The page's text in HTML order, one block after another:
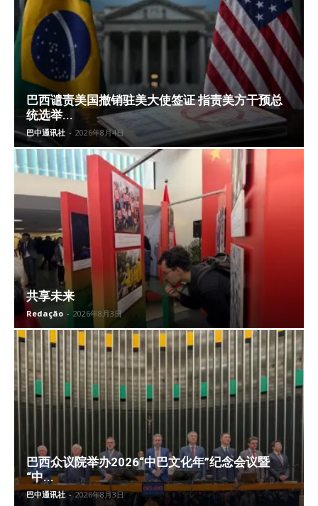
巴西谴责美国撤销驻美大使签证 指责美方干预总
统选举...
巴中通讯社 - 2026年8月4日
共享未来
Redação - 2026年8月3日
巴西众议院举办2026“中巴文化年”纪念会议暨
“中...
巴中通讯社 - 2026年8月3日